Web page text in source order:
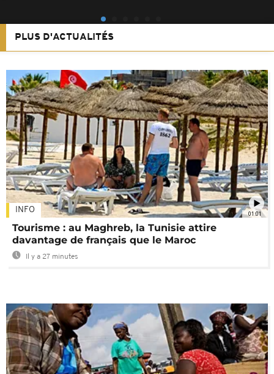
PLUS D'ACTUALITÉS
01:01
INFO
Tourisme : au Maghreb, la Tunisie attire
davantage de français que le Maroc
Il y a 27 minutes